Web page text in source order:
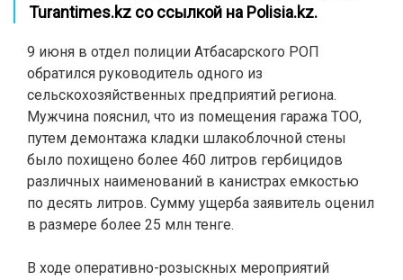
Turantimes.kz со ссылкой на Polisia.kz.
9 июня в отдел полиции Атбасарского РОП
обратился руководитель одного из
сельскохозяйственных предприятий региона.
Мужчина пояснил, что из помещения гаража ТОО,
путем демонтажа кладки шлакоблочной стены
было похищено более 460 литров гербицидов
различных наименований в канистрах емкостью
по десять литров. Сумму ущерба заявитель оценил
в размере более 25 млн тенге.
В ходе оперативно-розыскных мероприятий